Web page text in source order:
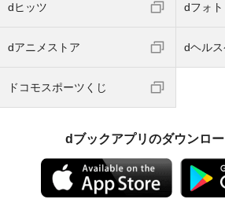
dヒッツ dフォト
dアニメストア dヘル
ドコモスポーツくじ
dブックアプリのダウンロ